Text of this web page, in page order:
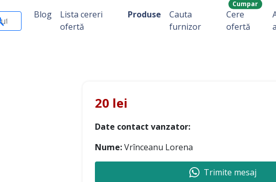
Blog
Lista cereri
ofertă
Produse
Cauta
furnizor
Cere
ofertă
Cumpar
20 lei
Date contact vanzator:
Nume:Vrînceanu Lorena
Trimite mesaj